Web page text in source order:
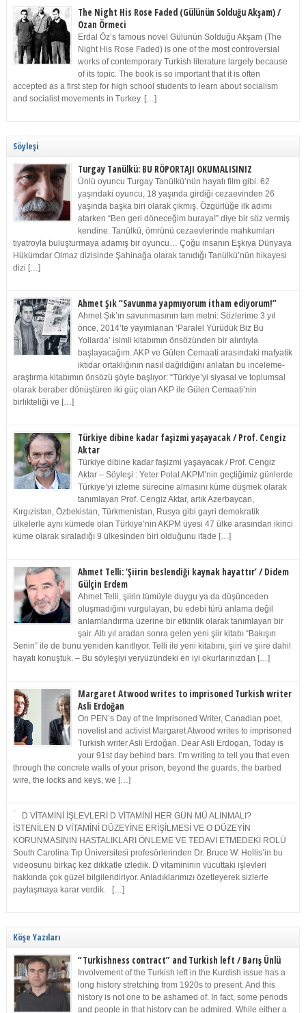
The Night His Rose Faded (Gülünün Solduğu Akşam) /
Ozan Örmeci
Erdal Öz’s famous novel Gülünün Solduğu Akşam (The
Night His Rose Faded) is one of the most controversial
works of contemporary Turkish literature largely because
of its topic. The book is so important that it is often
accepted as a first step for high school students to learn about socialism
and socialist movements in Turkey. […]
Söyleşi
Turgay Tanülkü: BU RÖPORTAJI OKUMALISINIZ
Ünlü oyuncu Turgay Tanülkü’nün hayatı film gibi. 62
yaşındaki oyuncu, 18 yaşında girdiği cezaevinden 26
yaşında başka biri olarak çıkmış. Özgürlüğe ilk adımı
atarken “Ben geri döneceğim buraya!” diye bir söz vermiş
kendine. Tanülkü, ömrünü cezaevlerinde mahkumları
tiyatroyla buluşturmaya adamış bir oyuncu… Çoğu insanın Eşkıya Dünyaya
Hükümdar Olmaz dizisinde Şahinağa olarak tanıdığı Tanülkü’nün hikayesi
dizi […]
Ahmet Şık “Savunma yapmıyorum itham ediyorum!”
Ahmet Şık’ın savunmasının tam metni: Sözlerime 3 yıl
önce, 2014’te yayımlanan ‘Paralel Yürüdük Biz Bu
Yollarda’ isimli kitabımın önsözünden bir alıntıyla
başlayacağım. AKP ve Gülen Cemaati arasındaki mafyatik
iktidar ortaklığının nasıl dağıldığını anlatan bu inceleme-
araştırma kitabımın önsözü şöyle başlıyor: “Türkiye’yi siyasal ve toplumsal
olarak beraber dönüştüren iki güç olan AKP ile Gülen Cemaati’nin
birlikteliği ve […]
Türkiye dibine kadar faşizmi yaşayacak / Prof. Cengiz
Aktar
Türkiye dibine kadar faşizmi yaşayacak / Prof. Cengiz
Aktar – Söyleşi : Yeter Polat AKPM’nin geçtiğimiz günlerde
Türkiye’yi izleme sürecine almasını küme düşmek olarak
tanımlayan Prof. Cengiz Aktar, artık Azerbaycan,
Kırgızistan, Özbekistan, Türkmenistan, Rusya gibi gayri demokratik
ülkelerle aynı kümede olan Türkiye’nin AKPM üyesi 47 ülke arasından ikinci
küme olarak sıraladığı 9 ülkesinden biri olduğunu ifade […]
Ahmet Telli: ‘Şiirin beslendiği kaynak hayattır’ / Didem
Gülçin Erdem
Ahmet Telli, şiirin tümüyle duygu ya da düşünceden
oluşmadığını vurgulayan, bu edebi türü anlama değil
anlamlandırma üzerine bir etkinlik olarak tanımlayan bir
şair. Altı yıl aradan sonra gelen yeni şiir kitabı “Bakışın
Senin” ile de bunu yeniden kanıtlıyor. Telli ile yeni kitabını, şiiri ve şiire dahil
hayatı konuştuk. – Bu söyleşiyi yeryüzündeki en iyi okurlarınızdan […]
Margaret Atwood writes to imprisoned Turkish writer
Asli Erdoğan
On PEN’s Day of the Imprisoned Writer, Canadian poet,
novelist and activist Margaret Atwood writes to imprisoned
Turkish writer Asli Erdoğan. Dear Asli Erdogan, Today is
your 91st day behind bars. I’m writing to tell you that even
through the concrete walls of your prison, beyond the guards, the barbed
wire, the locks and keys, we […]
D VİTAMİNİ İŞLEVLERİ D VİTAMİNİ HER GÜN MÜ ALINMALI?
İSTENİLEN D VİTAMİNİ DÜZEYİNE ERİŞİLMESİ VE O DÜZEYİN
KORUNMASININ HASTALIKLARI ÖNLEME VE TEDAVİ ETMEDEKİ ROLÜ
South Carolina Tıp Üniversitesi profesörlerinden Dr. Bruce W. Hollis’in bu
videosunu birkaç kez dikkatle izledik. D vitamininin vücuttaki işlevleri
hakkında çok güzel bilgilendiriyor. Anladıklarımızı özetleyerek sizlerle
paylaşmaya karar verdik. […]
Köşe Yazıları
“Turkishness contract” and Turkish left / Barış Ünlü
Involvement of the Turkish left in the Kurdish issue has a
long history stretching from 1920s to present. And this
history is not one to be ashamed of. In fact, some periods
and people in that history can be admired. While either a